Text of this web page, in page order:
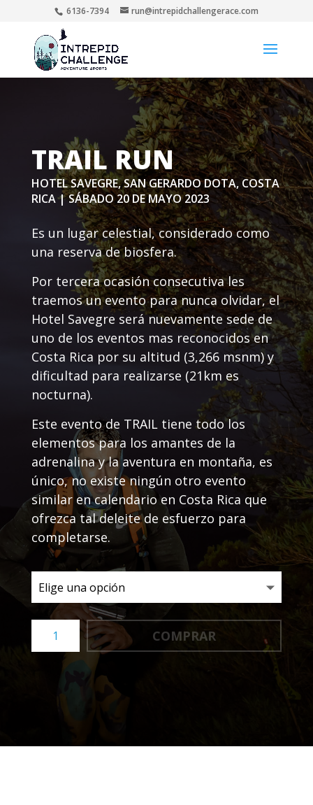
6136-7394 run@intrepidchallengerace.com
TRAIL RUN
HOTEL SAVEGRE, SAN GERARDO DOTA, COSTA
RICA | SÁBADO 20 DE MAYO 2023
Es un lugar celestial, considerado como
una reserva de biosfera.
Por tercera ocasión consecutiva les
traemos un evento para nunca olvidar, el
Hotel Savegre será nuevamente sede de
uno de los eventos mas reconocidos en
Costa Rica por su altitud (3,266 msnm) y
dificultad para realizarse (21km es
nocturna).
Este evento de TRAIL tiene todo los
elementos para los amantes de la
adrenalina y la aventura en montaña, es
único, no existe ningún otro evento
similar en calendario en Costa Rica que
ofrezca tal deleite de esfuerzo para
completarse.
Trail
-
COMPRAR